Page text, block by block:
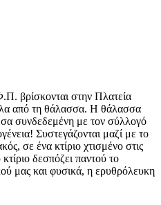
βρίσκονται στην Πλατεία
από τη θάλασσα. Η θάλασσα
συνδεδεμένη με τον σύλλογό
Συστεγάζονται μαζί με το
σε ένα κτίριο χτισμένο στις
δεσπόζει παντού το
μας και φυσικά, η ερυθρόλευκη